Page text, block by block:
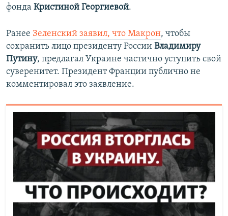
фонда Кристиной Георгиевой.
Ранее Зеленский заявил, что Макрон, чтобы
сохранить лицо президенту России Владимиру
Путину, предлагал Украине частично уступить свой
суверенитет. Президент Франции публично не
комментировал это заявление.